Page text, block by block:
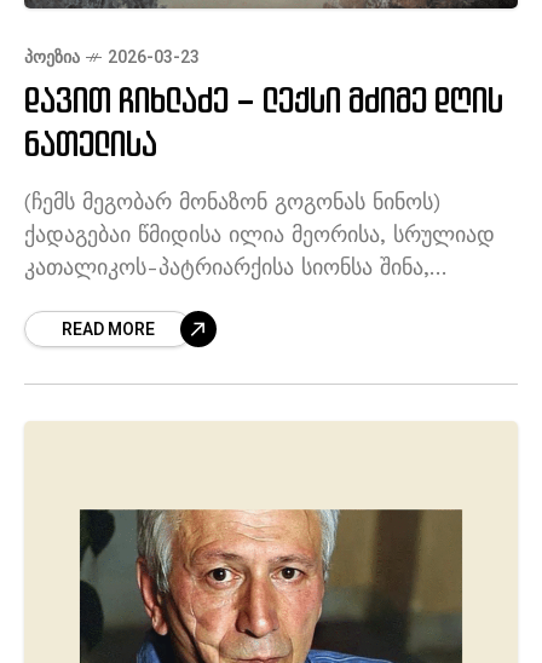
ᲞᲝᲔᲖᲘᲐ 2026-03-23
დავით ჩიხლაძე – ლექსი მძიმე დღის
ნათელისა
(ჩემს მეგობარ მონაზონ გოგონას ნინოს)
ქადაგებაი წმიდისა ილია მეორისა, სრულიად
კათალიკოს-პატრიარქისა სიონსა შინა,
ვმსახურებდი და ვიდექ აქა, სამყოფელსა შიგან
READ MORE